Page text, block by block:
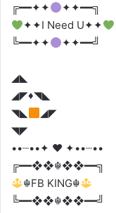
╔━━✦✦
✦✦━━╗
✦✦I Need U✦✦
╚━━✦✦
✦✦━━╝
◢◣
◢◤♦️◥◣
◥◣
◢◤
◥◤
••┈••✦ ♥️ ✦••┈••
╔━━❖❖☬❖❖━━╗
☬FB KING☬
╚━━❖❖☬❖❖━━╝